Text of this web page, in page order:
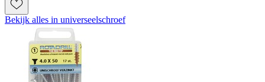
Bekijk alles in universeelschroef